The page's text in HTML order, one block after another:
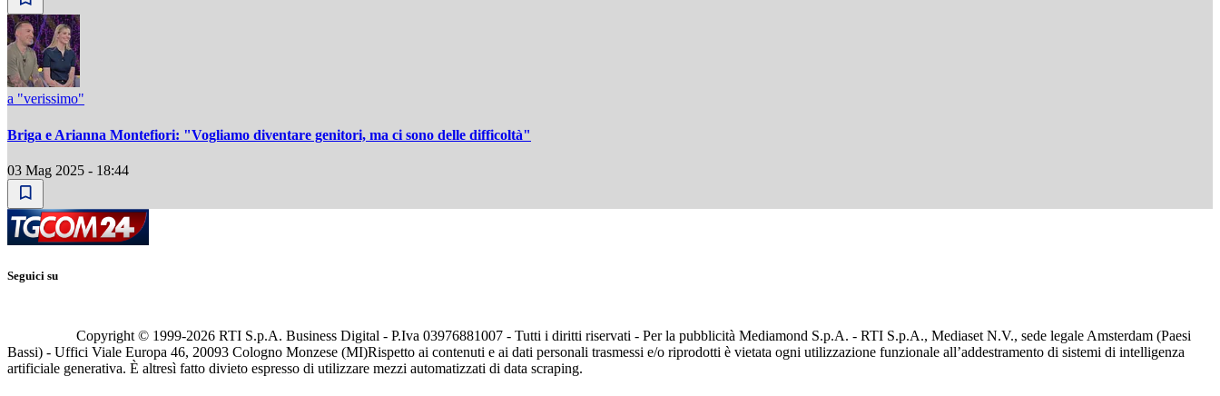
a "verissimo"
Briga e Arianna Montefiori: "Vogliamo diventare genitori, ma ci sono delle difficoltà"
03 Mag 2025 - 18:44
Seguici su
Copyright © 1999-2026 RTI S.p.A. Business Digital - P.Iva 03976881007 - Tutti i diritti riservati - Per la pubblicità Mediamond S.p.A. - RTI S.p.A., Mediaset N.V., sede legale Amsterdam (Paesi
Bassi) - Uffici Viale Europa 46, 20093 Cologno Monzese (MI)Rispetto ai contenuti e ai dati personali trasmessi e/o riprodotti è vietata ogni utilizzazione funzionale all’addestramento di sistemi di intelligenza
artificiale generativa. È altresì fatto divieto espresso di utilizzare mezzi automatizzati di data scraping.